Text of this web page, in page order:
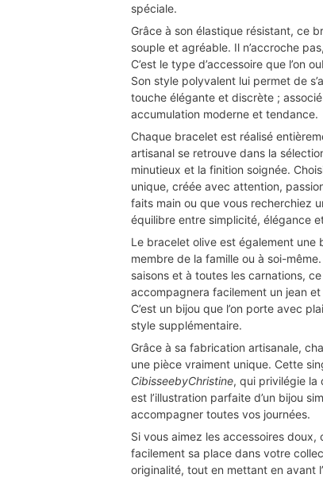
spéciale.
Grâce à son élastique résistant, ce
souple et agréable. Il n’accroche
C’est le type d’accessoire que l’on
Son style polyvalent lui permet de
touche élégante et discrète ;
accumulation moderne et tendance.
Chaque bracelet est réalisé
artisanal se retrouve dans la
minutieux et la finition soignée.
unique, créée avec attention,
faits main ou que vous recherchiez
équilibre entre simplicité, élégance
Le bracelet olive est également une
membre de la famille ou à soi-
saisons et à toutes les carnations,
accompagnera facilement un jean
C’est un bijou que l’on porte avec
style supplémentaire.
Grâce à sa fabrication artisanale,
une pièce vraiment unique. Cette
CibisseebyChristine, qui privilégie la
est l’illustration parfaite d’un bijou
accompagner toutes vos journées.
Si vous aimez les accessoires
facilement sa place dans votre
originalité, tout en mettant en avant